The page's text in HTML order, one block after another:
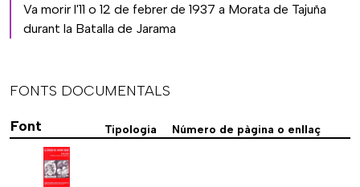
Va morir l'11 o 12 de febrer de 1937 a Morata de Tajuña
durant la Batalla de Jarama
FONTS DOCUMENTALS
Font
Tipologia Número de pàgina o enllaç